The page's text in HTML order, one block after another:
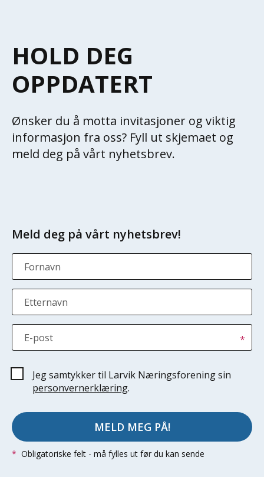
HOLD DEG
OPPDATERT
Ønsker du å motta invitasjoner og viktig
informasjon fra oss? Fyll ut skjemaet og
meld deg på vårt nyhetsbrev.
Meld deg på vårt nyhetsbrev!
Fornavn
Etternavn
E-post *
Jeg samtykker til Larvik Næringsforening sin
personvernerklæring.
MELD MEG PÅ!
* Obligatoriske felt - må fylles ut før du kan sende